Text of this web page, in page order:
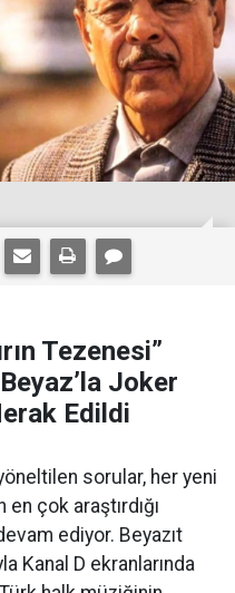
Tezenesi”
Joker
Edildi
sorular, her yeni
çok araştırdığı
ediyor. Beyazıt
Kanal D ekranlarında